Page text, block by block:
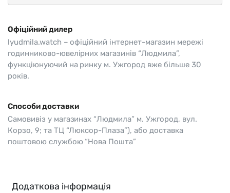
Офіційний дилер
lyudmila.watch – офіційний інтернет-магазин мережі
годинниково-ювелірних магазинів “Людмила”,
функціюнуючий на ринку м. Ужгород вже більше 30
років.
Способи доставки
Самовивіз у магазинах “Людмила” м. Ужгород, вул.
Корзо, 9; та ТЦ “Люксор-Плаза”), або доставка
поштовою службою “Нова Пошта”
Додаткова інформація